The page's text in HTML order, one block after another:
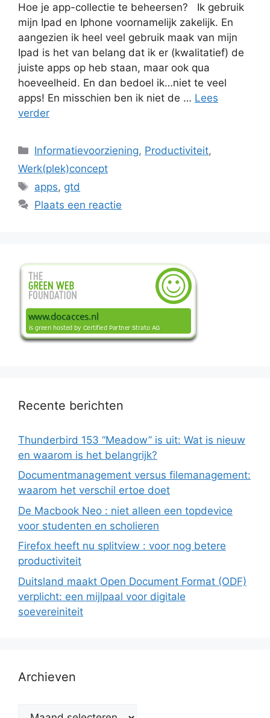
Hoe je app-collectie te beheersen? Ik gebruik
mijn Ipad en Iphone voornamelijk zakelijk. En
aangezien ik heel veel gebruik maak van mijn
Ipad is het van belang dat ik er (kwalitatief) de
juiste apps op heb staan, maar ook qua
hoeveelheid. En dan bedoel ik…niet te veel
apps! En misschien ben ik niet de … Lees
verder
Categorieën
Informatievoorziening, Productiviteit,
Werk(plek)concept
Tags
apps, gtd
Plaats een reactie
Recente berichten
Thunderbird 153 “Meadow” is uit: Wat is nieuw
en waarom is het belangrijk?
Documentmanagement versus filemanagement:
waarom het verschil ertoe doet
De Macbook Neo : niet alleen een topdevice
voor studenten en scholieren
Firefox heeft nu splitview : voor nog betere
productiviteit
Duitsland maakt Open Document Format (ODF)
verplicht: een mijlpaal voor digitale
soevereiniteit
Archieven
Archieven